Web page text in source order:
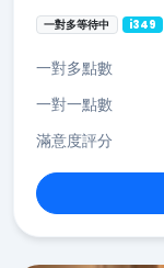
一對多等待中 i349
一對多點數
一對一點數
滿意度評分